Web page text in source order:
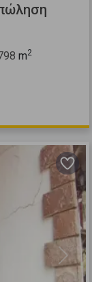
m2
Next